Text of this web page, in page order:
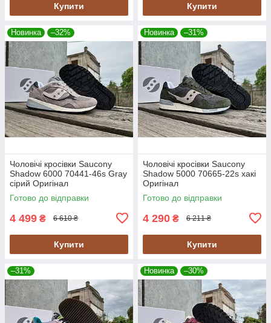
Купити Купити
Новинка –32%
Чоловічі кросівки Saucony
Shadow 6000 70441-46s Gray
сірий Оригінал
Готово до відправки
4 499 ₴ 6 610 ₴
Купити
Новинка –31%
Чоловічі кросівки Saucony
Shadow 5000 70665-22s хакі
Оригінал
Готово до відправки
4 290 ₴ 6 211 ₴
Купити
–31% Новинка –30%